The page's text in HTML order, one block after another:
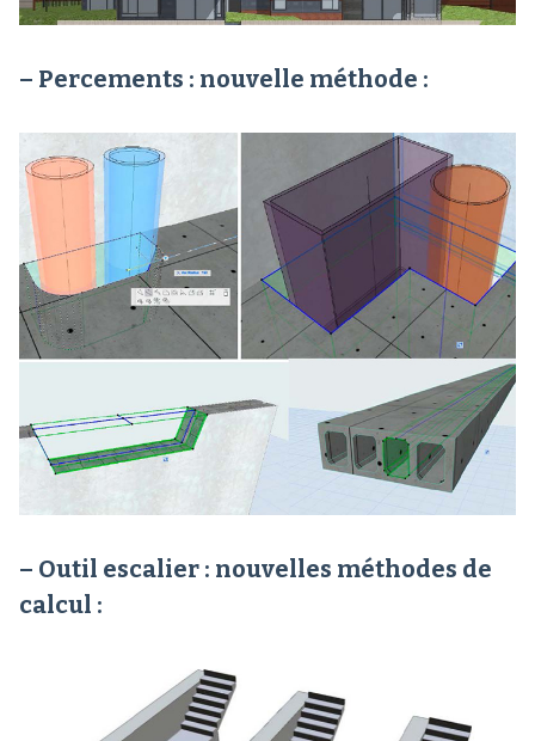
– Percements : nouvelle méthode :
– Outil escalier : nouvelles méthodes de
calcul :